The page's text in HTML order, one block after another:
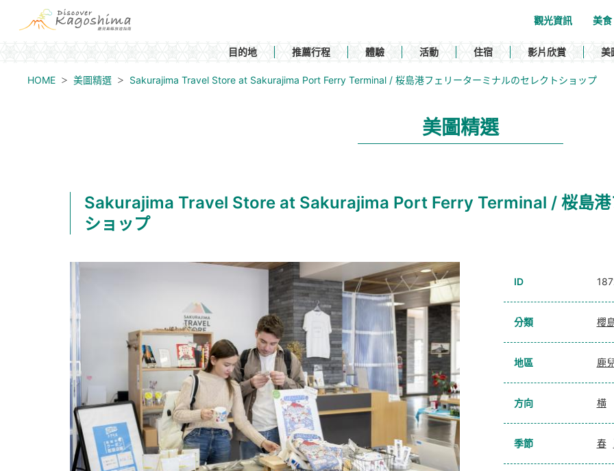
觀光資訊 美食
目的地 推薦行程 體驗 活動 住宿 影片欣賞 美
HOME 美圖精選 Sakurajima Travel Store at Sakurajima Port Ferry Terminal / 桜島港フェリーターミナルのセレクトショップ
美圖精選
Sakurajima Travel Store at Sakurajima Port Ferry Terminal / 桜島港
ショップ
ID
分類 櫻
地區 鹿
方向 横
季節 春